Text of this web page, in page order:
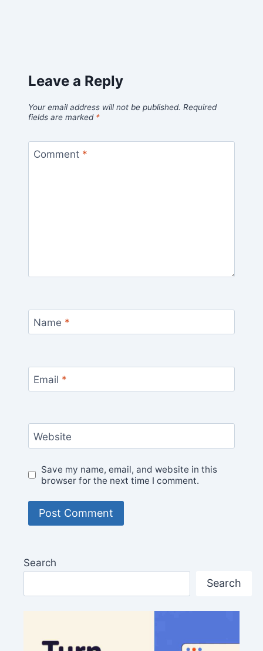
Leave a Reply
Your email address will not be published. Required
fields are marked *
Comment *
Name *
Email *
Website
Save my name, email, and website in this
browser for the next time I comment.
Search
Search